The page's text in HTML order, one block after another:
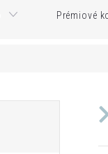
Prémiové